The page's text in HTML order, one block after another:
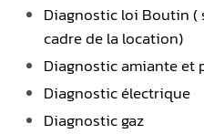
Diagnostic loi Boutin (
cadre de la location)
Diagnostic amiante et
Diagnostic électrique
Diagnostic gaz